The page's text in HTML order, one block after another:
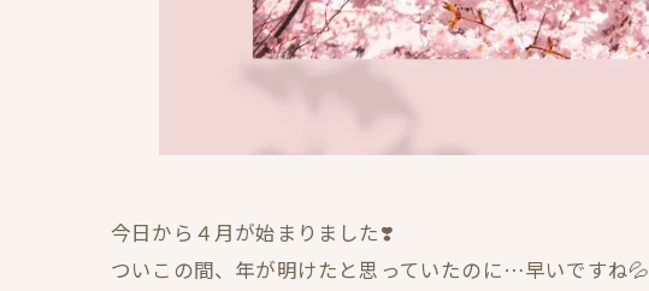
今日から４月が始まりました❣️
ついこの間、年が明けたと思っていたのに…早いですね💦